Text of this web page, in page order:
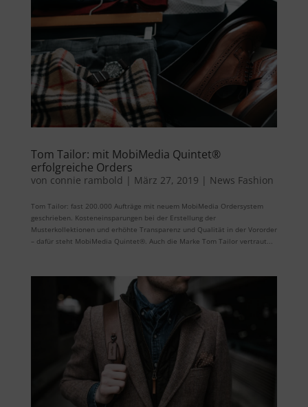
Tom Tailor: mit MobiMedia Quintet®
erfolgreiche Orders
von connie rambold | März 27, 2019 | News Fashion
Tom Tailor: fast 200.000 Aufträge mit neuem MobiMedia Ordersystem
geschrieben. Kosteneinsparungen bei der Erstellung der
Musterkollektionen und erhöhte Transparenz und Qualität in der Vororder
– dafür steht MobiMedia Quintet®. Auch die Marke Tom Tailor vertraut...